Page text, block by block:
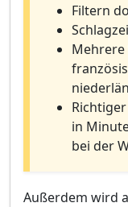
Filtern
Mehrere
in
bei der
Außerdem wird